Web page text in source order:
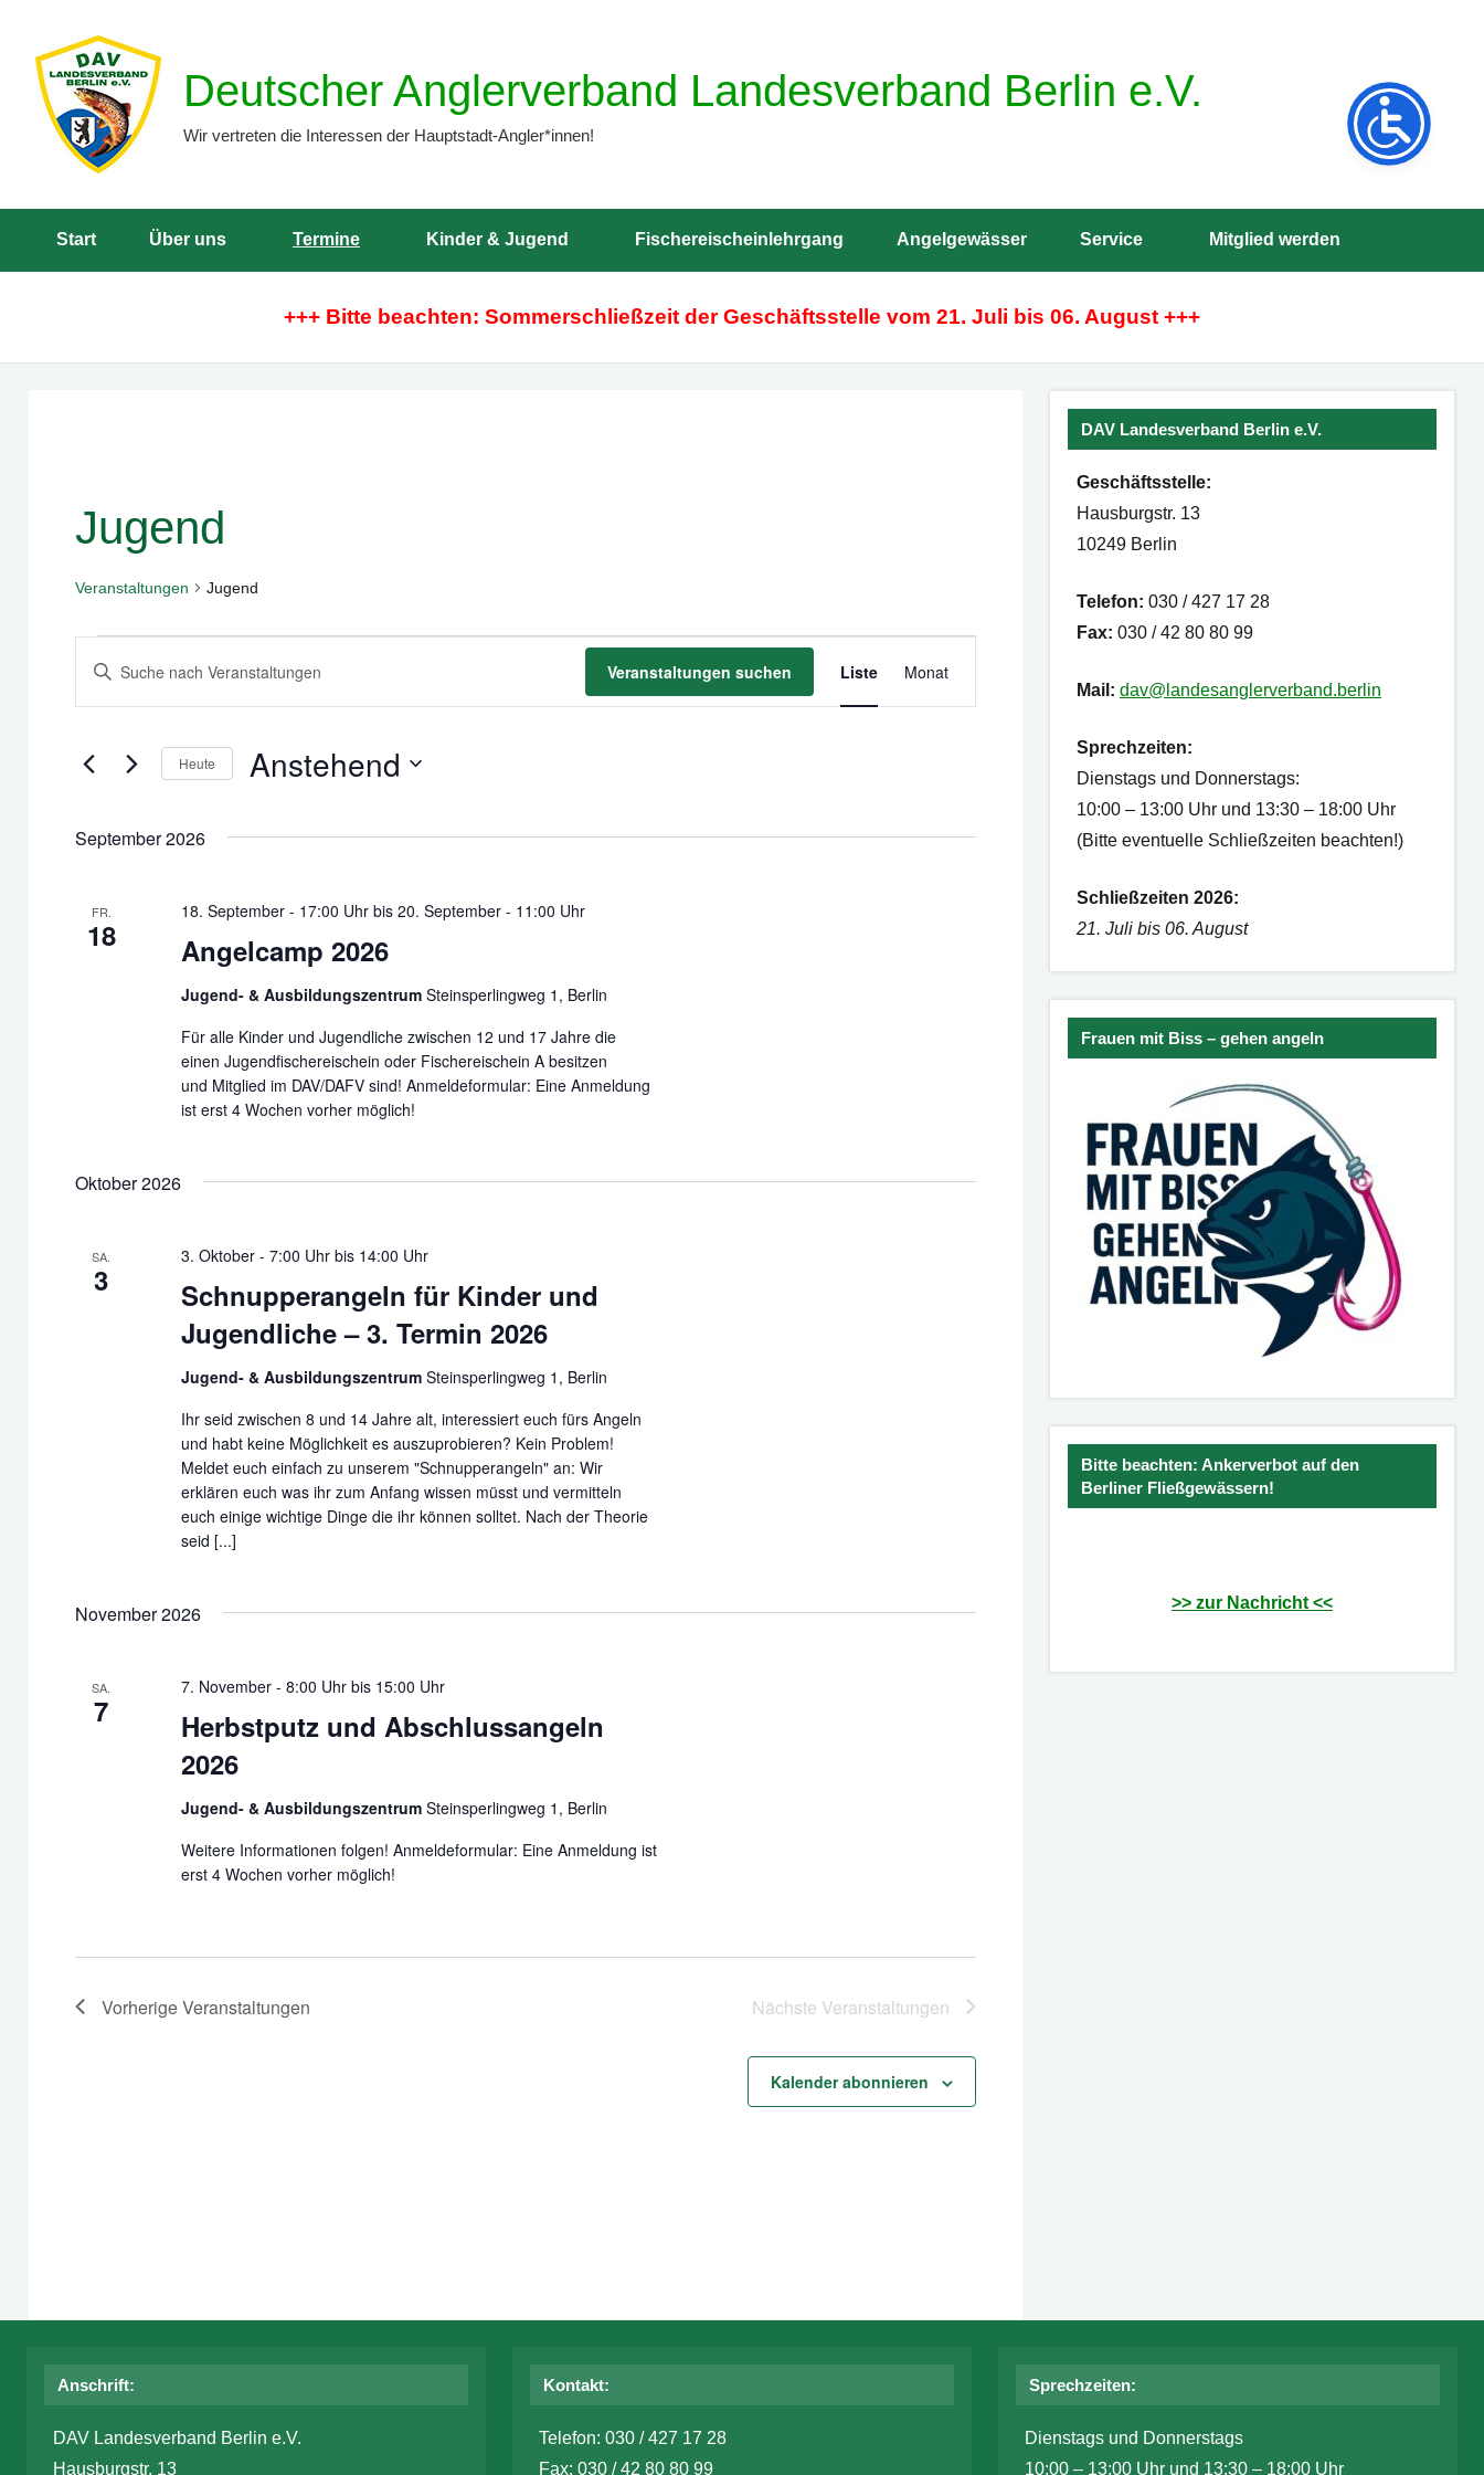
springen
Deutscher Anglerverband Landesverband Berlin e.V.
Wir vertreten die Interessen der Hauptstadt-Angler*innen!
Start Über uns Termine Kinder & Jugend Fischereischeinlehrgang Angelgewässer Service Mitglied werden
+++ Bitte beachten: Sommerschließzeit der Geschäftsstelle vom 21. Juli bis 06. August +++
Jugend
Veranstaltungen Jugend
Suche
Ansichten,
Bitte
Suche
Schlüsselwort.
Veranstaltungen suchen
Ansichten-
Liste Monat
Heute Anstehend
September 2026
FR.
18 Angelcamp 2026
18. September - 17:00 Uhrbis 20. September - 11:00 Uhr
Jugend- & Ausbildungszentrum Steinsperlingweg 1, Berlin
Für alle Kinder und Jugendliche zwischen 12 und 17 Jahre die
einen Jugendfischereischein oder Fischereischein A besitzen
und Mitglied im DAV/DAFV sind! Anmeldeformular: Eine Anmeldung
ist erst 4 Wochen vorher möglich!
Oktober 2026
SA.
3
Schnupperangeln für Kinder und
Jugendliche – 3. Termin 2026
3. Oktober - 7:00 Uhrbis 14:00 Uhr
Jugend- & Ausbildungszentrum Steinsperlingweg 1, Berlin
Ihr seid zwischen 8 und 14 Jahre alt, interessiert euch fürs Angeln
und habt keine Möglichkeit es auszuprobieren? Kein Problem!
Meldet euch einfach zu unserem "Schnupperangeln" an: Wir
erklären euch was ihr zum Anfang wissen müsst und vermitteln
euch einige wichtige Dinge die ihr können solltet. Nach der Theorie
seid [...]
November 2026
SA.
7
Herbstputz und Abschlussangeln
2026
7. November - 8:00 Uhrbis 15:00 Uhr
Jugend- & Ausbildungszentrum Steinsperlingweg 1, Berlin
Weitere Informationen folgen! Anmeldeformular: Eine Anmeldung ist
erst 4 Wochen vorher möglich!
VorherigeVeranstaltungen Nächste Veranstaltungen
Kalender abonnieren
DAV Landesverband Berlin e.V.
Geschäftsstelle:
Hausburgstr. 13
10249 Berlin
Telefon: 030 / 427 17 28
Fax: 030 / 42 80 80 99
Mail: dav@landesanglerverband.berlin
Sprechzeiten:
Dienstags und Donnerstags:
10:00 – 13:00 Uhr und 13:30 – 18:00 Uhr
(Bitte eventuelle Schließzeiten beachten!)
Schließzeiten 2026:
21. Juli bis 06. August
Frauen mit Biss – gehen angeln
Bitte beachten: Ankerverbot auf den
Berliner Fließgewässern!
>> zur Nachricht <<
Anschrift:
DAV Landesverband Berlin e.V.
Hausburgstr. 13
Kontakt:
Telefon: 030 / 427 17 28
Fax: 030 / 42 80 80 99
Sprechzeiten:
Dienstags und Donnerstags
10:00 – 13:00 Uhr und 13:30 – 18:00 Uhr